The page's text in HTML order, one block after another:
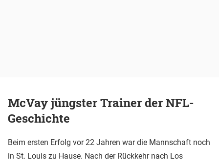
McVay jüngster Trainer der NFL-
Geschichte
Beim ersten Erfolg vor 22 Jahren war die Mannschaft noch
in St. Louis zu Hause. Nach der Rückkehr nach Los